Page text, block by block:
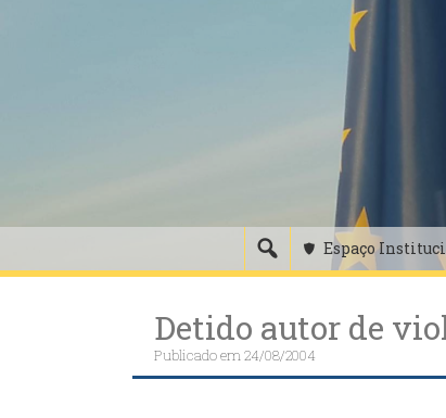
Espaço
Detido autor de
Publicado em24/08/2004